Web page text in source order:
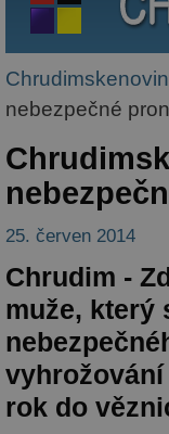
nebezpečné
25. červen 2014
Chrudim -
muže, který
rok do